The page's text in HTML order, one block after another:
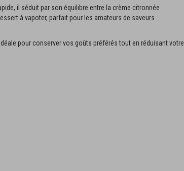
il séduit par son équilibre entre la crème citronnée
à vapoter, parfait pour les amateurs de saveurs
pour conserver vos goûts préférés tout en réduisant votre